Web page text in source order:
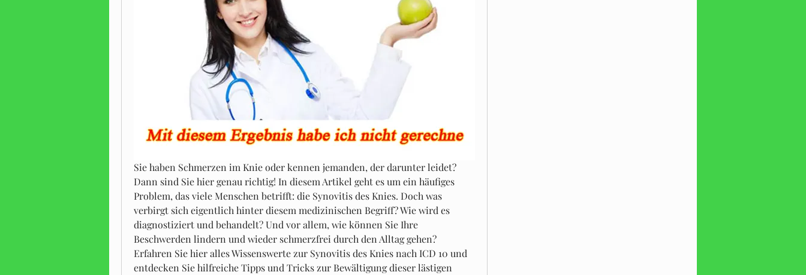
Sie haben Schmerzen im Knie oder kennen jemanden, der darunter leidet?
Dann sind Sie hier genau richtig! In diesem Artikel geht es um ein häufiges
Problem, das viele Menschen betrifft: die Synovitis des Knies. Doch was
verbirgt sich eigentlich hinter diesem medizinischen Begriff? Wie wird es
diagnostiziert und behandelt? Und vor allem, wie können Sie Ihre
Beschwerden lindern und wieder schmerzfrei durch den Alltag gehen?
Erfahren Sie hier alles Wissenswerte zur Synovitis des Knies nach ICD 10 und
entdecken Sie hilfreiche Tipps und Tricks zur Bewältigung dieser lästigen